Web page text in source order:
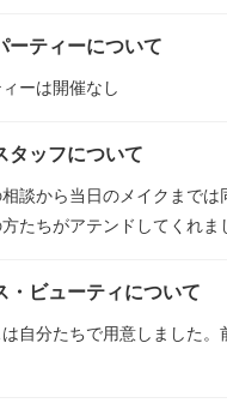
ーティーについて
ーは開催なし
タッフについて
談から当日のメイクまでは
たちがアテンドしてくれま
・ビューティについて
は自分たちで用意しました